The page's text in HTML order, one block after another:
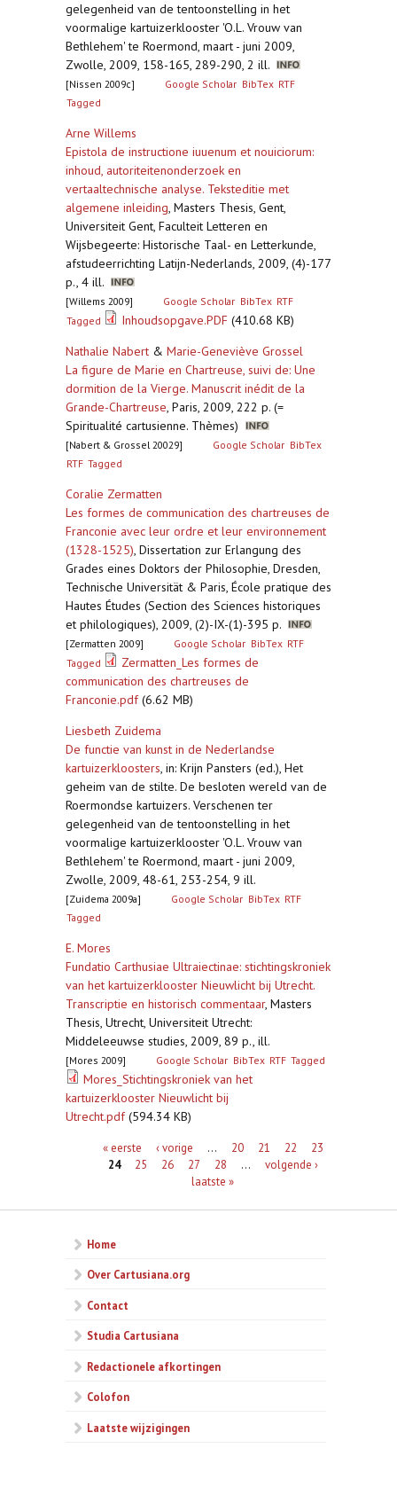
gelegenheid van de tentoonstelling in het
voormalige kartuizerklooster 'O.L. Vrouw van
Bethlehem' te Roermond, maart - juni 2009,
Zwolle, 2009, 158-165, 289-290, 2 ill.
[Nissen 2009c] Google Scholar BibTex RTF
Tagged
Arne Willems
Epistola de instructione iuuenum et nouiciorum:
inhoud, autoriteitenonderzoek en
vertaaltechnische analyse. Teksteditie met
algemene inleiding, Masters Thesis, Gent,
Universiteit Gent, Faculteit Letteren en
Wijsbegeerte: Historische Taal- en Letterkunde,
afstudeerrichting Latijn-Nederlands, 2009, (4)-177
p., 4 ill.
[Willems 2009] Google Scholar BibTex RTF
Tagged
Inhoudsopgave.PDF (410.68 KB)
Nathalie Nabert & Marie-Geneviève Grossel
La figure de Marie en Chartreuse, suivi de: Une
dormition de la Vierge. Manuscrit inédit de la
Grande-Chartreuse, Paris, 2009, 222 p. (=
Spiritualité cartusienne. Thèmes)
[Nabert & Grossel 20029] Google Scholar BibTex
RTF Tagged
Coralie Zermatten
Les formes de communication des chartreuses de
Franconie avec leur ordre et leur environnement
(1328-1525), Dissertation zur Erlangung des
Grades eines Doktors der Philosophie, Dresden,
Technische Universität & Paris, École pratique des
Hautes Études (Section des Sciences historiques
et philologiques), 2009, (2)-IX-(1)-395 p.
[Zermatten 2009] Google Scholar BibTex RTF
Tagged
Zermatten_Les formes de
communication des chartreuses de
Franconie.pdf(6.62 MB)
Liesbeth Zuidema
De functie van kunst in de Nederlandse
kartuizerkloosters, in: Krijn Pansters (ed.), Het
geheim van de stilte. De besloten wereld van de
Roermondse kartuizers. Verschenen ter
gelegenheid van de tentoonstelling in het
voormalige kartuizerklooster 'O.L. Vrouw van
Bethlehem' te Roermond, maart - juni 2009,
Zwolle, 2009, 48-61, 253-254, 9 ill.
[Zuidema 2009a] Google Scholar BibTex RTF
Tagged
E. Mores
Fundatio Carthusiae Ultraiectinae: stichtingskroniek
van het kartuizerklooster Nieuwlicht bij Utrecht.
Transcriptie en historisch commentaar, Masters
Thesis, Utrecht, Universiteit Utrecht:
Middeleeuwse studies, 2009, 89 p., ill.
[Mores 2009] Google Scholar BibTex RTF Tagged
Mores_Stichtingskroniek van het
kartuizerklooster Nieuwlicht bij
Utrecht.pdf(594.34 KB)
Pagina's« eerste ‹ vorige … 20 21 22
23
24
25 26 27 28 …
volgende ›
laatste »
Home
Over Cartusiana.org
Contact
Studia Cartusiana
Redactionele afkortingen
Colofon
Laatste wijzigingen